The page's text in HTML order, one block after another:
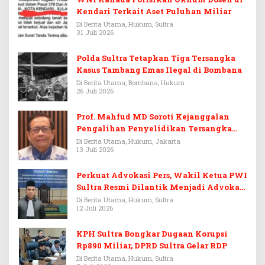
Kendari Terkait Aset Puluhan Miliar
Di Berita Utama, Hukum, Sultra
31 Juli 2026
Polda Sultra Tetapkan Tiga Tersangka
Kasus Tambang Emas Ilegal di Bombana
Di Berita Utama, Bombana, Hukum
26 Juli 2026
Prof. Mahfud MD Soroti Kejanggalan
Pengalihan Penyelidikan Tersangka
Febrie Adriansyah
Di Berita Utama, Hukum, Jakarta
13 Juli 2026
Perkuat Advokasi Pers, Wakil Ketua PWI
Sultra Resmi Dilantik Menjadi Advokat
PERADI
Di Berita Utama, Hukum, Sultra
12 Juli 2026
KPH Sultra Bongkar Dugaan Korupsi
Rp890 Miliar, DPRD Sultra Gelar RDP
Di Berita Utama, Hukum, Sultra